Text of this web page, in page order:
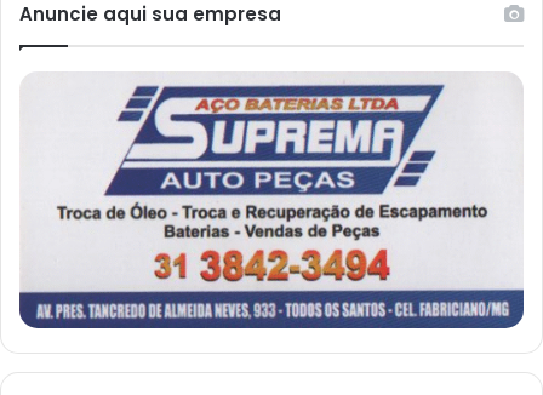
Anuncie aqui sua empresa